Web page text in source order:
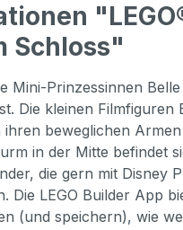
Schloss"
Mini-Prinzessinnen
Die kleinen
beweglichen
in der Mitte befindet
die gern mit Disney
Die LEGO Builder App
(und speichern), wie